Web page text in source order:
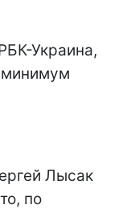
Украина,
минимум
Лысак
по